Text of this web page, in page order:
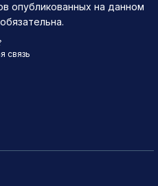
опубликованных на данном
связь